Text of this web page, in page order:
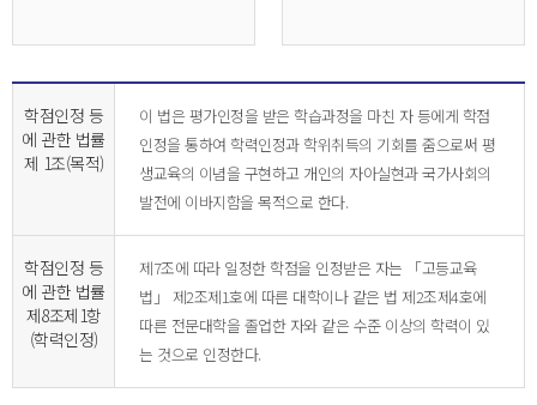
학점인정 등
에 관한 법률
제 1조(목적)
이 법은 평가인정을 받은 학습과정을 마친 자 등에게 학점
인정을 통하여 학력인정과 학위취득의 기회를 줌으로써 평
생교육의 이념을 구현하고 개인의 자아실현과 국가사회의
발전에 이바지함을 목적으로 한다.
학점인정 등
에 관한 법률
제8조제1항
(학력인정)
제7조에 따라 일정한 학점을 인정받은 자는 「고등교육
법」 제2조제1호에 따른 대학이나 같은 법 제2조제4호에
따른 전문대학을 졸업한 자와 같은 수준 이상의 학력이 있
는 것으로 인정한다.